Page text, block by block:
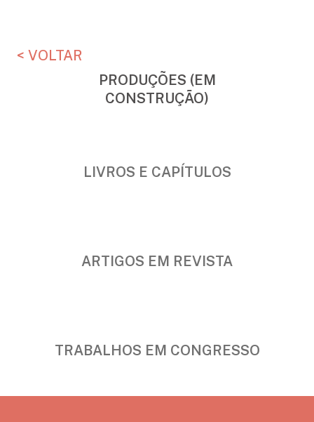
< VOLTAR
PRODUÇÕES (EM
CONSTRUÇÃO)
LIVROS E CAPÍTULOS
ARTIGOS EM REVISTA
TRABALHOS EM CONGRESSO